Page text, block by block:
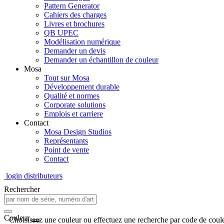
Pattern Generator
Cahiers des charges
Livres et brochures
QB UPEC
Modélisation numérique
Demander un devis
Demander un échantillon de couleur
Mosa
Tout sur Mosa
Développement durable
Qualité et normes
Corporate solutions
Emplois et carriere
Contact
Mosa Design Studios
Représentants
Point de vente
Contact
login distributeurs
Rechercher
Couleur
Choisissez une couleur ou effectuez une recherche par code de